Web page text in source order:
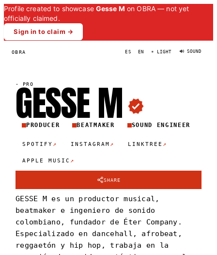
Profile created to showcase Gesse M on OBRA — not yet
officially claimed.
Sign in to claim →
OBRA ES EN ☀ LIGHT 🔊 SOUND
· PRO
GESSEM
PRODUCER BEATMAKER SOUND ENGINEER
SPOTIFY ↗ INSTAGRAM ↗ LINKTREE ↗
APPLE MUSIC ↗
SHARE
GESSE M es un productor musical,
beatmaker e ingeniero de sonido
colombiano, fundador de Éter Company.
Especializado en dancehall, afrobeat,
reggaetón y hip hop, trabaja en la